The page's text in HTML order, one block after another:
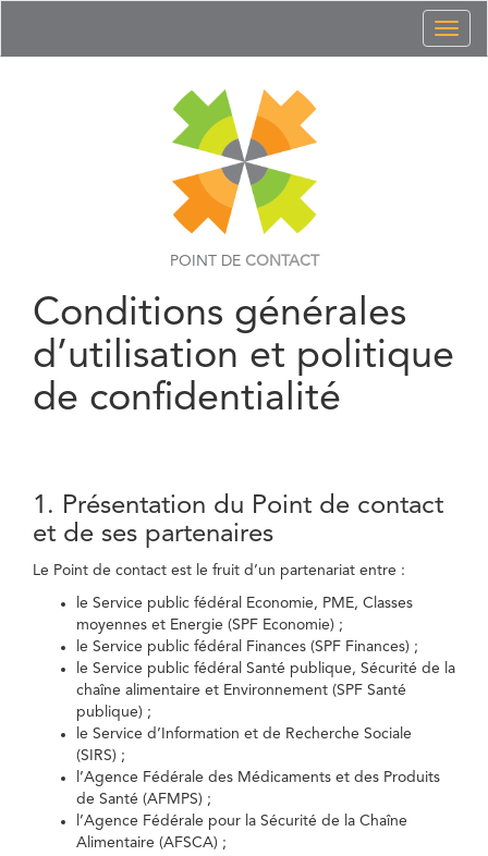
POINT DE CONTACT
Conditions générales
d’utilisation et politique
de confidentialité
1. Présentation du Point de contact
et de ses partenaires
Le Point de contact est le fruit d’un partenariat entre :
le Service public fédéral Economie, PME, Classes
moyennes et Energie (SPF Economie) ;
le Service public fédéral Finances (SPF Finances) ;
le Service public fédéral Santé publique, Sécurité de la
chaîne alimentaire et Environnement (SPF Santé
publique) ;
le Service d’Information et de Recherche Sociale
(SIRS) ;
l’Agence Fédérale des Médicaments et des Produits
de Santé (AFMPS) ;
l’Agence Fédérale pour la Sécurité de la Chaîne
Alimentaire (AFSCA) ;